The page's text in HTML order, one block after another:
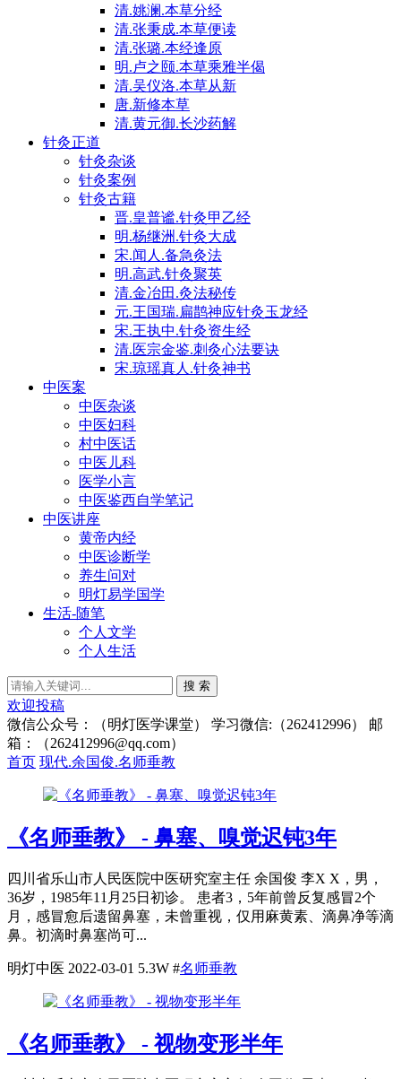
清.姚澜.本草分经
清.张秉成.本草便读
清.张璐.本经逢原
明.卢之颐.本草乘雅半偈
清.吴仪洛.本草从新
唐.新修本草
清.黄元御.长沙药解
针灸正道
针灸杂谈
针灸案例
针灸古籍
晋.皇普谧.针灸甲乙经
明.杨继洲.针灸大成
宋.闻人.备急灸法
明.高武.针灸聚英
清.金冶田.灸法秘传
元.王国瑞.扁鹊神应针灸玉龙经
宋.王执中.针灸资生经
清.医宗金鉴.刺灸心法要诀
宋.琼瑶真人.针灸神书
中医案
中医杂谈
中医妇科
村中医话
中医儿科
医学小言
中医鉴西自学笔记
中医讲座
黄帝内经
中医诊断学
养生问对
明灯易学国学
生活-随笔
个人文学
个人生活
搜 索
欢迎投稿
微信公众号：（明灯医学课堂） 学习微信:（262412996） 邮
箱：（262412996@qq.com）
首页 现代.余国俊.名师垂教
《名师垂教》 - 鼻塞、嗅觉迟钝3年
四川省乐山市人民医院中医研究室主任 余国俊 李X X，男，
36岁，1985年11月25日初诊。 患者3，5年前曾反复感冒2个
月，感冒愈后遗留鼻塞，未曾重视，仅用麻黄素、滴鼻净等滴
鼻。初滴时鼻塞尚可...
明灯中医 2022-03-01 5.3W #名师垂教
《名师垂教》 - 视物变形半年